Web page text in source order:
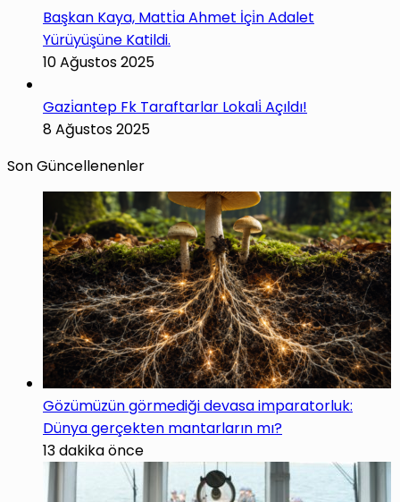
Başkan Kaya, Matti̇a Ahmet İçi̇n Adalet
Yürüyüşüne Katildi.
10 Ağustos 2025
Gazi̇antep Fk Taraftarlar Lokali̇ Açıldı!
8 Ağustos 2025
Son Güncellenenler
Gözümüzün görmediği devasa imparatorluk:
Dünya gerçekten mantarların mı?
13 dakika önce